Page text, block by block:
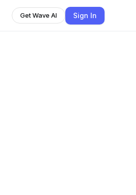
Get Wave AI Sign In